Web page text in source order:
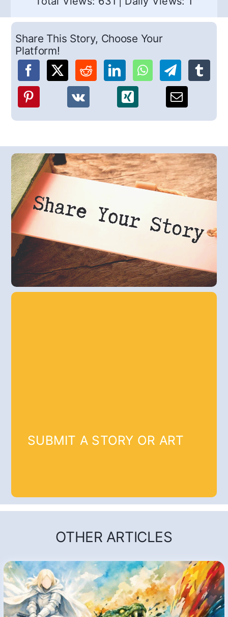
Share This Story, Choose Your
Platform!
SUBMIT A STORY OR ART
OTHER ARTICLES